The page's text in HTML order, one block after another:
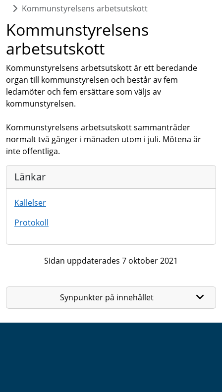
Kommunstyrelsens arbetsutskott
Kommunstyrelsens
arbetsutskott
Kommunstyrelsens arbetsutskott är ett beredande
organ till kommunstyrelsen och består av fem
ledamöter och fem ersättare som väljs av
kommunstyrelsen.
Kommunstyrelsens arbetsutskott sammanträder
normalt två gånger i månaden utom i juli. Mötena är
inte offentliga.
Länkar
Kallelser
Protokoll
Sidan uppdaterades 7 oktober 2021
Synpunkter på innehållet